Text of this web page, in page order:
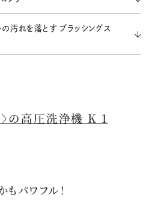
の汚れを落とす ブラッシングス
〉の高圧洗浄機 K 1
もパワフル！